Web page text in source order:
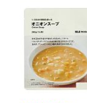
價格
範圍